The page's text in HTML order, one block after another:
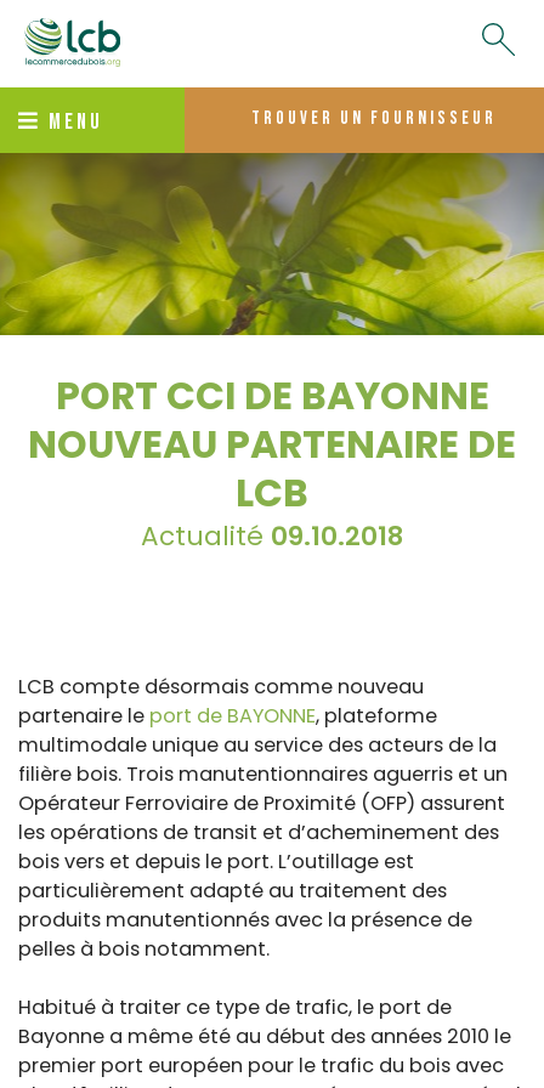
MENU trouver un fournisseur
PORT CCI DE BAYONNE
NOUVEAU PARTENAIRE DE
LCB
Actualité 09.10.2018
LCB compte désormais comme nouveau
partenaire le port de BAYONNE, plateforme
multimodale unique au service des acteurs de la
filière bois. Trois manutentionnaires aguerris et un
Opérateur Ferroviaire de Proximité (OFP) assurent
les opérations de transit et d’acheminement des
bois vers et depuis le port. L’outillage est
particulièrement adapté au traitement des
produits manutentionnés avec la présence de
pelles à bois notamment.
Habitué à traiter ce type de trafic, le port de
Bayonne a même été au début des années 2010 le
premier port européen pour le trafic du bois avec